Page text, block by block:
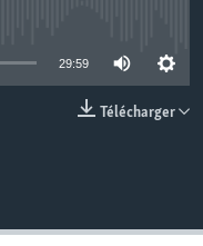
29:59
Télécharger